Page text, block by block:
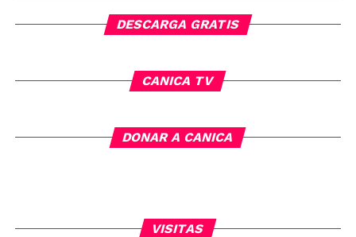
DESCARGA GRATIS
CANICA TV
DONAR A CANICA
VISITAS